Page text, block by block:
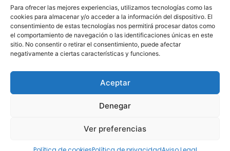
Para ofrecer las mejores experiencias, utilizamos tecnologías como las
cookies para almacenar y/o acceder a la información del dispositivo. El
consentimiento de estas tecnologías nos permitirá procesar datos como
el comportamiento de navegación o las identificaciones únicas en este
sitio. No consentir o retirar el consentimiento, puede afectar
negativamente a ciertas características y funciones.
Aceptar
Denegar
Ver preferencias
app.colfisiocv.com
© Copyright 2026- Ilustre Colegio Oficial de
Fisioterapeutas de la Comunidad Valenciana. All rights
reserved.